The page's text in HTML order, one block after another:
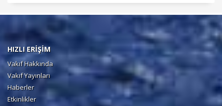
HIZLI ERİŞİM
Vakıf Hakkında
Vakıf Yayınları
Haberler
Etkinlikler